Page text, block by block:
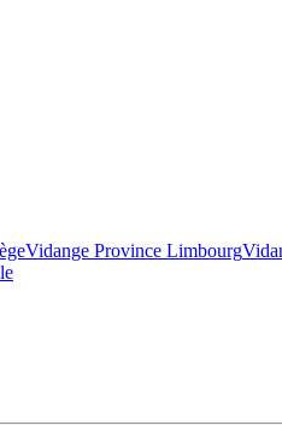
Vidange Province Limbourg